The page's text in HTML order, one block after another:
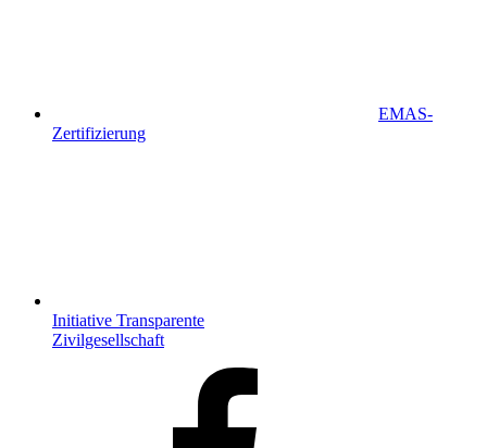
EMAS-
Zertifizierung
Initiative Transparente
Zivilgesellschaft